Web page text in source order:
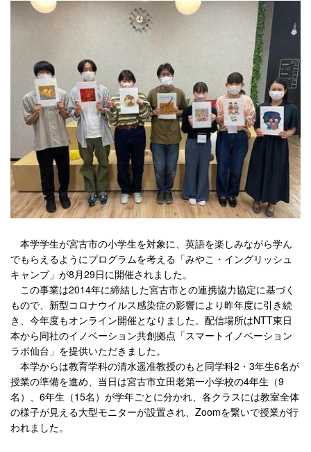
本学学生が宮古市の小学生を対象に、英語を楽しみながら学ん
でもらえるようにプログラムを考える「みやこ・イングリッシュ
キャンプ」が8月29日に開催されました。
この事業は2014年に締結した宮古市との連携協力協定に基づく
もので、新型コロナウイルス感染症の影響により昨年度に引き続
き、今年度もオンライン開催となりました。配信場所はNTT東日
本から同社のイノベーション共創拠点「スマートイノベーション
ラボ仙台」を提供いただきました。
本学からは教育学科の清水遥准教授のもと同学科2・3年生6名が
授業の準備を進め、当日は宮古市立田老第一小学校の4年生（9
名）、6年生（15名）が学年ごとに分かれ、各クラスには教室全体
の様子が見える大型モニターが設置され、Zoomを繋いで授業が行
われました。